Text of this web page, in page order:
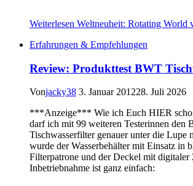
Weiterlesen Weltneuheit: Rotating World
Erfahrungen & Empfehlungen
Review: Produkttest BWT
Vonjacky38 3. Januar 201228. Juli 2026
***Anzeige*** Wie ich Euch HIER
darf ich mit 99 weiteren Testerinnen den
Tischwasserfilter genauer unter die Lupe
wurde der Wasserbehälter mit Einsatz in
Filterpatrone und der Deckel mit
Inbetriebnahme ist ganz einfach: